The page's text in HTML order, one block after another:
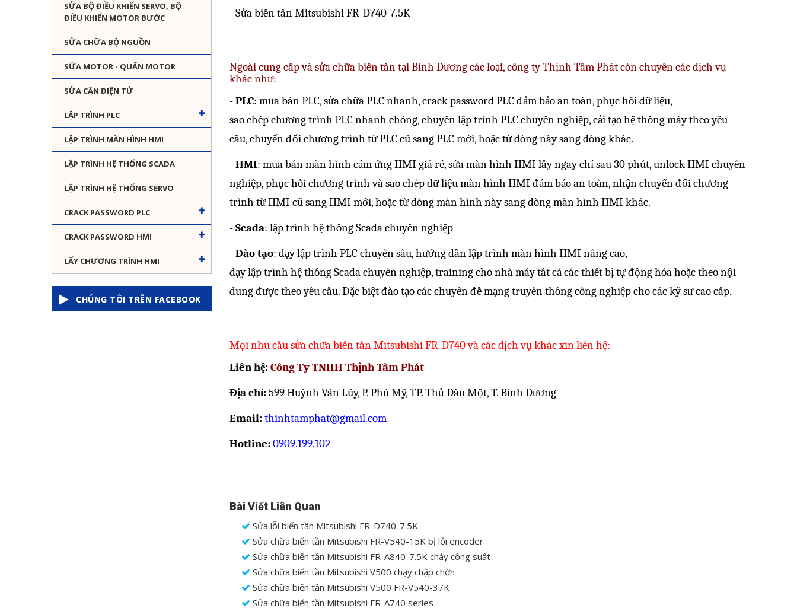
SỬA BỘ ĐIỀU KHIỂN SERVO, BỘ
ĐIỀU KHIỂN MOTOR BƯỚC
SỬA CHỮA BỘ NGUỒN
SỬA MOTOR - QUẤN MOTOR
SỬA CÂN ĐIỆN TỬ
LẬP TRÌNH PLC
LẬP TRÌNH MÀN HÌNH HMI
LẬP TRÌNH HỆ THỐNG SCADA
LẬP TRÌNH HỆ THỐNG SERVO
CRACK PASSWORD PLC
CRACK PASSWORD HMI
LẤY CHƯƠNG TRÌNH HMI
CHÚNG TÔI TRÊN FACEBOOK
- Sửa biến tần Mitsubishi FR-D740-7.5K
Ngoài cung cấp vàsửa chữa biến tần tại Bình Dươngcác loại, công ty Thịnh Tâm Phát còn chuyên các dịch vụ
khác như:
-PLC: mua bán PLC,sửa chữa PLCnhanh,crack password PLCđảm bảo an toàn, phục hồi dữ liệu,
sao chép chương trình PLCnhanh chóng, chuyênlập trình PLCchuyên nghiệp, cải tạo hệ thống máy theo yêu
cầu, chuyển đổi chương trình từ PLC cũ sang PLC mới, hoặc từ dòng này sang dòng khác.
-HMI: mua bánmàn hình cảm ứng HMI giá rẻ,sửa màn hình HMI lấy ngay chỉ sau 30 phút,unlock HMI chuyên
nghiệp, phục hồi chương trình vàsao chép dữ liệu màn hình HMI đảm bảo an toàn, nhận chuyển đổi chương
trình từ HMI cũ sang HMI mới, hoặc từ dòng màn hình này sang dòng màn hình HMI khác.
-Scada: lập trình hệ thống Scadachuyên nghiệp
-Đào tạo: dạy lập trình PLCchuyên sâu,hướng dẫn lập trình màn hình HMI nâng cao,
dạy lập trình hệ thống Scadachuyên nghiệp, training cho nhà máy tất cả các thiết bị tự động hóa hoặc theo nội
dung được theo yêu cầu. Đặc biệt đào tạo các chuyên đềmạng truyền thông công nghiệpcho các kỹ sư cao cấp.
Mọi nhu cầu sửa chữa biến tần Mitsubishi FR-D740 và các dịch vụ khác xin liên hệ:
Liên hệ:Công Ty TNHH Thịnh Tâm Phát
Địa chỉ:599 Huỳnh Văn Lũy, P. Phú Mỹ, TP. Thủ Dầu Một, T. Bình Dương
Email:thinhtamphat@gmail.com
Hotline:0909.199.102
Bài Viết Liên Quan
Sửa lỗi biến tần Mitsubishi FR-D740-7.5K
Sửa chữa biến tần Mitsubishi FR-V540-15K bị lỗi encoder
Sửa chữa biến tần Mitsubishi FR-A840-7.5K cháy công suất
Sửa chữa biến tần Mitsubishi V500 chạy chập chờn
Sửa chữa biến tần Mitsubishi V500 FR-V540-37K
Sửa chữa biến tần Mitsubishi FR-A740 series